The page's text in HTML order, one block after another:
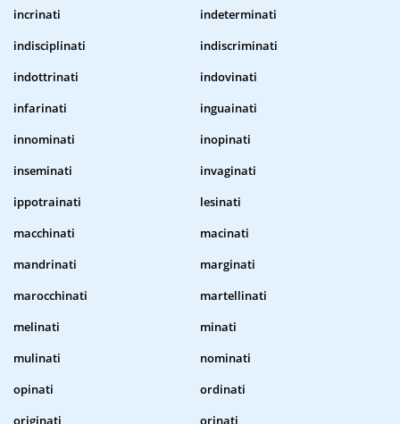
incrinati
indeterminati
indisciplinati
indiscriminati
indottrinati
indovinati
infarinati
inguainati
innominati
inopinati
inseminati
invaginati
ippotrainati
lesinati
macchinati
macinati
mandrinati
marginati
marocchinati
martellinati
melinati
minati
mulinati
nominati
opinati
ordinati
originati
orinati